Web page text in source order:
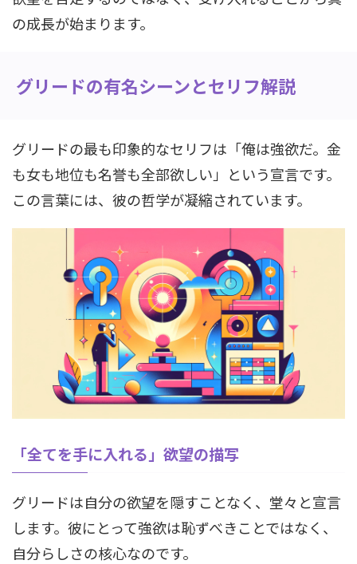
の成長が始まります。
グリードの有名シーンとセリフ解説
グリードの最も印象的なセリフは「俺は強欲だ。金
も女も地位も名誉も全部欲しい」という宣言です。
この言葉には、彼の哲学が凝縮されています。
「全てを手に入れる」欲望の描写
グリードは自分の欲望を隠すことなく、堂々と宣言
します。彼にとって強欲は恥ずべきことではなく、
自分らしさの核心なのです。